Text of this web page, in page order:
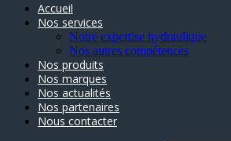
Accueil
Nos services
Notre expertise hydraulique
Nos autres compétences
Nos produits
Nos marques
Nos actualités
Nos partenaires
Nous contacter